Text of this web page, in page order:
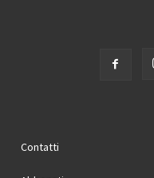
Contatti